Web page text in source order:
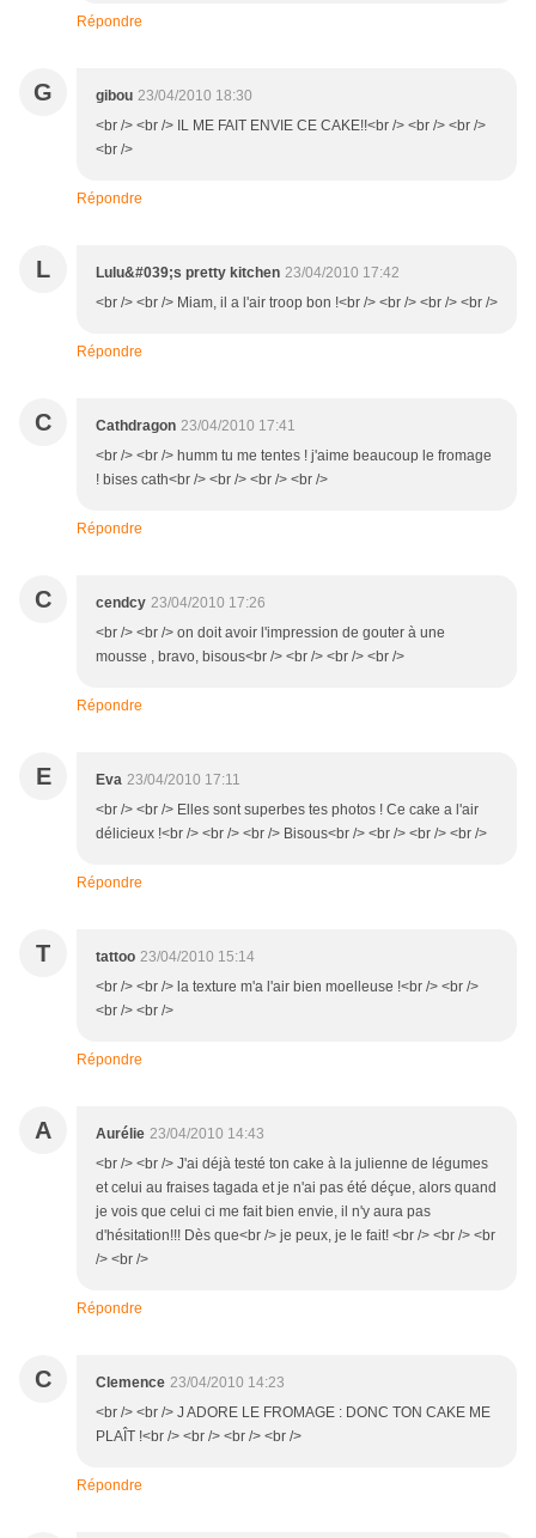
Répondre
G gibou 23/04/2010 18:30
<br /> <br /> IL ME FAIT ENVIE CE CAKE!!<br /> <br /> <br />
<br />
Répondre
L Lulu&#039;s pretty kitchen 23/04/2010 17:42
<br /> <br /> Miam, il a l'air troop bon !<br /> <br /> <br /> <br />
Répondre
C Cathdragon 23/04/2010 17:41
<br /> <br /> humm tu me tentes ! j'aime beaucoup le fromage
! bises cath<br /> <br /> <br /> <br />
Répondre
C cendcy 23/04/2010 17:26
<br /> <br /> on doit avoir l'impression de gouter à une
mousse , bravo, bisous<br /> <br /> <br /> <br />
Répondre
E Eva 23/04/2010 17:11
<br /> <br /> Elles sont superbes tes photos ! Ce cake a l'air
délicieux !<br /> <br /> <br /> Bisous<br /> <br /> <br /> <br />
Répondre
T tattoo 23/04/2010 15:14
<br /> <br /> la texture m'a l'air bien moelleuse !<br /> <br />
<br /> <br />
Répondre
A Aurélie 23/04/2010 14:43
<br /> <br /> J'ai déjà testé ton cake à la julienne de légumes
et celui au fraises tagada et je n'ai pas été déçue, alors quand
je vois que celui ci me fait bien envie, il n'y aura pas
d'hésitation!!! Dès que<br /> je peux, je le fait! <br /> <br /> <br
/> <br />
Répondre
C Clemence 23/04/2010 14:23
<br /> <br /> J ADORE LE FROMAGE : DONC TON CAKE ME
PLAÎT !<br /> <br /> <br /> <br />
Répondre